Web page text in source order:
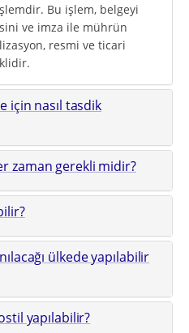
Bu işlem, belgeyi
ve imza ile mührün
resmi ve ticari
için nasıl tasdik
zaman gerekli midir?
ülkede yapılabilir
yapılabilir?